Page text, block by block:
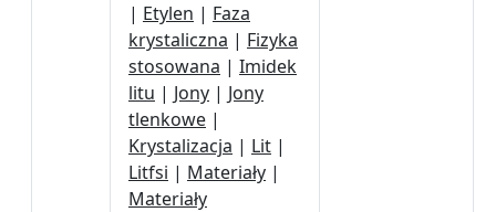
| Etylen | Faza
krystaliczna | Fizyka
stosowana | Imidek
litu | Jony | Jony
tlenkowe |
Krystalizacja | Lit |
Litfsi | Materiały |
Materiały